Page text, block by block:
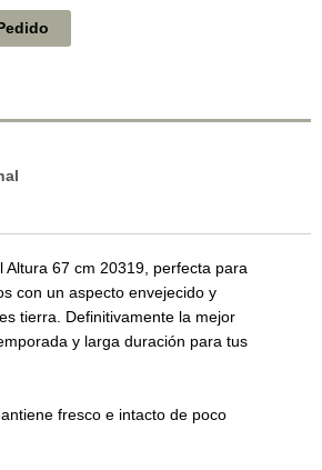
Altura 67 cm 20319, perfecta para
con un aspecto envejecido y
tierra. Definitivamente la mejor
y larga duración para tus
fresco e intacto de poco